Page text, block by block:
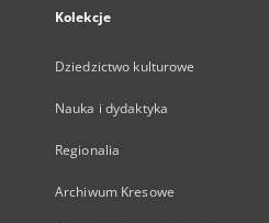
Kolekcje
Dziedzictwo kulturowe
Nauka i dydaktyka
Regionalia
Archiwum Kresowe